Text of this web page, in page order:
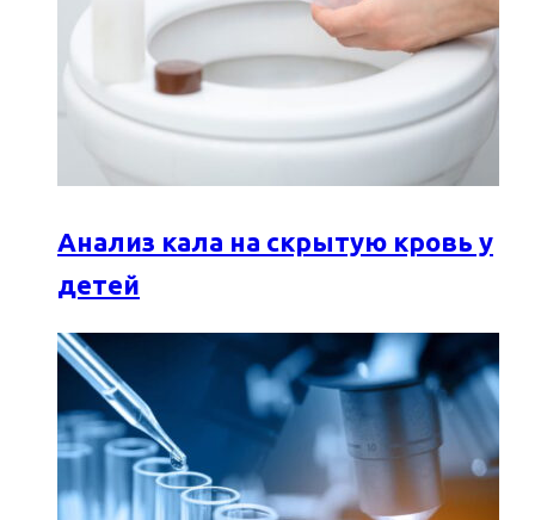
Анализ кала на скрытую кровь у
детей